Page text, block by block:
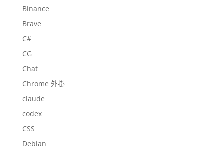
Binance
Brave
C#
CG
Chat
Chrome 外掛
claude
codex
CSS
Debian